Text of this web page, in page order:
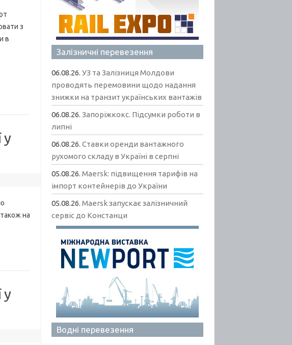
з
в
у
на
у
Залізничні перевезення
06.08.26.УЗ та Залізниця Молдови
проводять перемовини щодо надання
знижки на транзит українських вантажів
06.08.26.Запоріжкокс. Підсумки роботи в
липні
06.08.26.Ставки оренди вантажного
рухомого складу в Україні в серпні
05.08.26.Maersk: підвищення тарифів на
імпорт контейнерів до України
05.08.26.Maersk запускає залізничний
сервіс до Констанци
Водні перевезення